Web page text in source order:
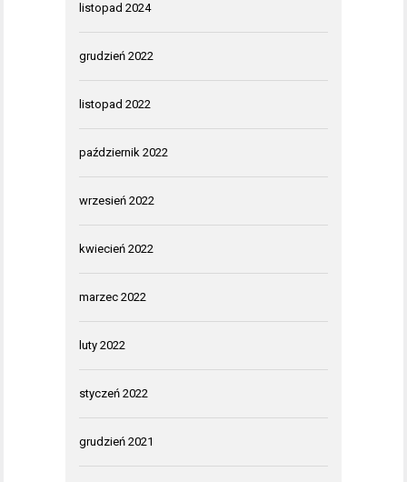
listopad 2024
grudzień 2022
listopad 2022
październik 2022
wrzesień 2022
kwiecień 2022
marzec 2022
luty 2022
styczeń 2022
grudzień 2021